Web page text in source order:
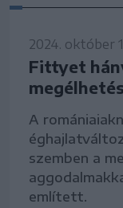
2024. október
Fittyet
A
szemben a
említett.